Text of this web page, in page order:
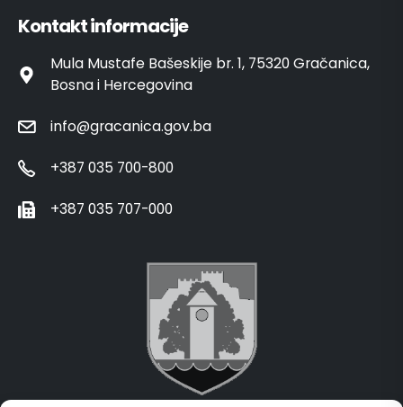
Kontakt informacije
Mula Mustafe Bašeskije br. 1, 75320 Gračanica,
Bosna i Hercegovina
info@gracanica.gov.ba
+387 035 700-800
+387 035 707-000